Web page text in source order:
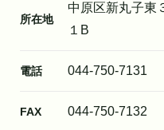
所在地
中原区新丸子東
１B
電話 044-750-7131
FAX 044-750-7132